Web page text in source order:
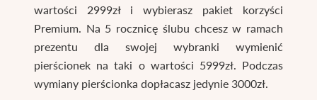
wartości 2999zł i wybierasz pakiet korzyści
Premium. Na 5 rocznicę ślubu chcesz w ramach
prezentu dla swojej wybranki wymienić
pierścionek na taki o wartości 5999zł. Podczas
wymiany pierścionka dopłacasz jedynie 3000zł.